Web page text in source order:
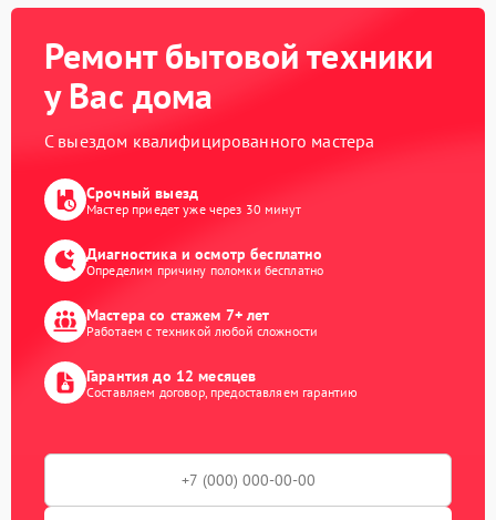
Ремонт бытовой техники
у Вас дома
С выездом квалифицированного мастера
Срочный выезд
Мастер приедет уже через 30 минут
Диагностика и осмотр бесплатно
Определим причину поломки бесплатно
Мастера со стажем 7+ лет
Работаем с техникой любой сложности
Гарантия до 12 месяцев
Составляем договор, предоставляем гарантию